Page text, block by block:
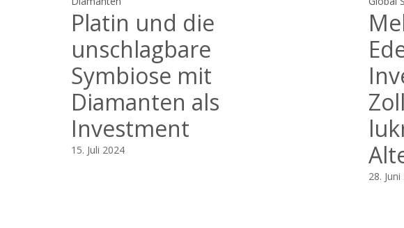
Platin und die
unschlagbare
Symbiose mit
Diamanten als
Investment
15. Juli 2024
28.